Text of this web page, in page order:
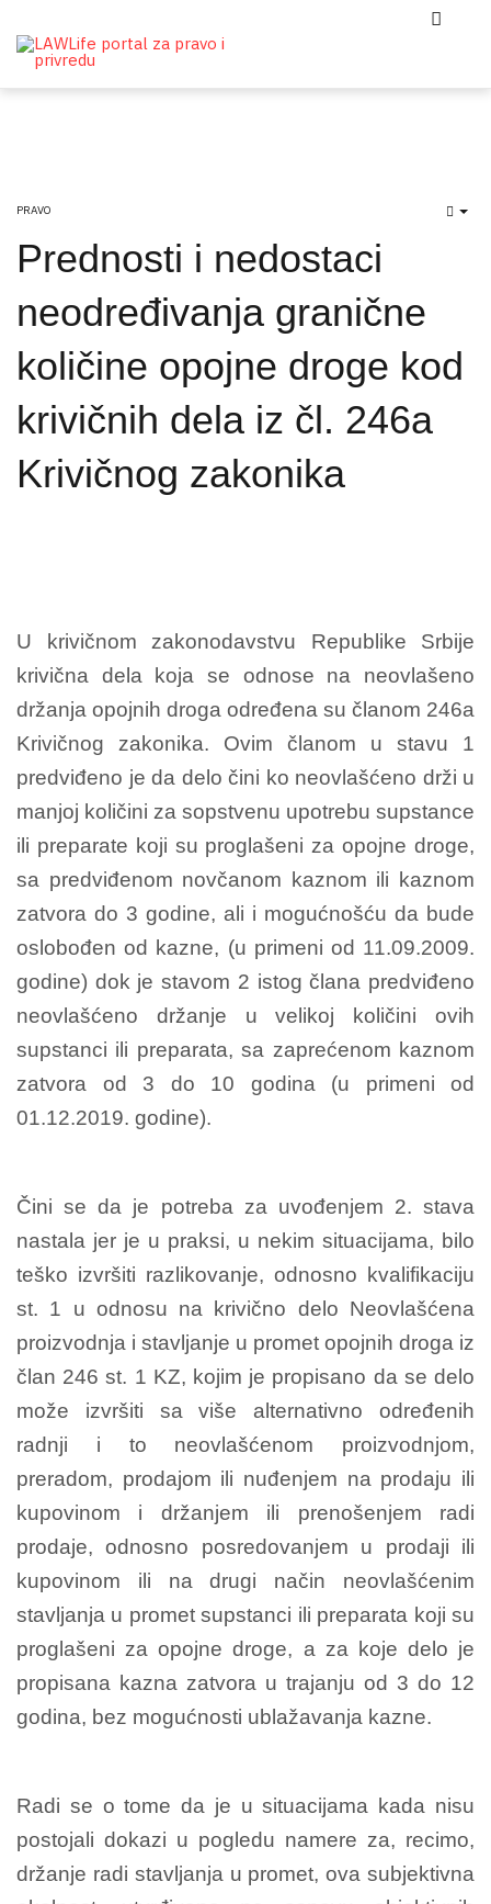
PRAVO
Prednosti i nedostaci
neodređivanja granične
količine opojne droge kod
krivičnih dela iz čl. 246a
Krivičnog zakonika
U krivičnom zakonodavstvu Republike Srbije
krivična dela koja se odnose na neovlašeno
držanja opojnih droga određena su članom 246a
Krivičnog zakonika. Ovim članom u stavu 1
predviđeno je da delo čini ko neovlašćeno drži u
manjoj količini za sopstvenu upotrebu supstance
ili preparate koji su proglašeni za opojne droge,
sa predviđenom novčanom kaznom ili kaznom
zatvora do 3 godine, ali i mogućnošću da bude
oslobođen od kazne, (u primeni od 11.09.2009.
godine) dok je stavom 2 istog člana predviđeno
neovlašćeno držanje u velikoj količini ovih
supstanci ili preparata, sa zaprećenom kaznom
zatvora od 3 do 10 godina (u primeni od
01.12.2019. godine).
Čini se da je potreba za uvođenjem 2. stava
nastala jer je u praksi, u nekim situacijama, bilo
teško izvršiti razlikovanje, odnosno kvalifikaciju
st. 1 u odnosu na krivično delo Neovlašćena
proizvodnja i stavljanje u promet opojnih droga iz
član 246 st. 1 KZ, kojim je propisano da se delo
može izvršiti sa više alternativno određenih
radnji i to neovlašćenom proizvodnjom,
preradom, prodajom ili nuđenjem na prodaju ili
kupovinom i držanjem ili prenošenjem radi
prodaje, odnosno posredovanjem u prodaji ili
kupovinom ili na drugi način neovlašćenim
stavljanja u promet supstanci ili preparata koji su
proglašeni za opojne droge, a za koje delo je
propisana kazna zatvora u trajanju od 3 do 12
godina, bez mogućnosti ublažavanja kazne.
Radi se o tome da je u situacijama kada nisu
postojali dokazi u pogledu namere za, recimo,
držanje radi stavljanja u promet, ova subjektivna